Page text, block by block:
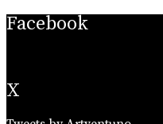
Facebook
X